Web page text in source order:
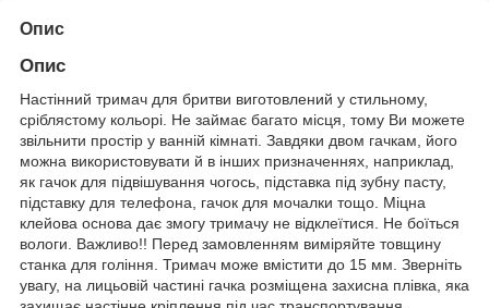
Опис
Опис
Настінний тримач для бритви виготовлений у стильному,
сріблястому кольорі. Не займає багато місця, тому Ви можете
звільнити простір у ванній кімнаті. Завдяки двом гачкам, його
можна використовувати й в інших призначеннях, наприклад,
як гачок для підвішування чогось, підставка під зубну пасту,
підставку для телефона, гачок для мочалки тощо. Міцна
клейова основа дає змогу тримачу не відклеїтися. Не боїться
вологи. Важливо!! Перед замовленням виміряйте товщину
станка для гоління. Тримач може вмістити до 15 мм. Зверніть
увагу, на лицьовій частині гачка розміщена захисна плівка, яка